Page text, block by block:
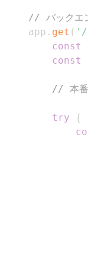
// バックエ
app . get ( '/
const
const
// 本番
try
{